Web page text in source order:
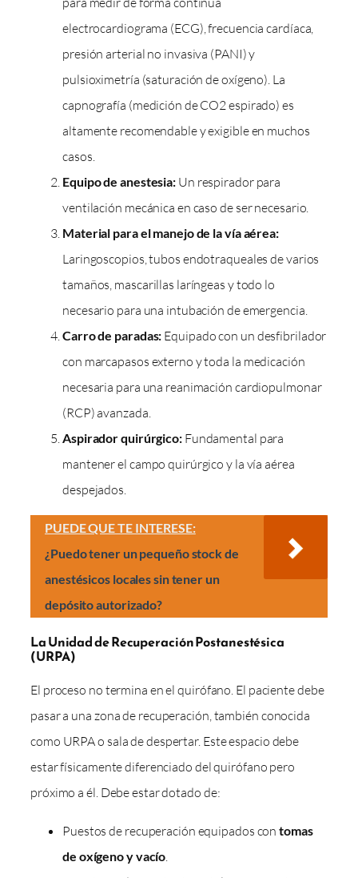
electrocardiograma (ECG), frecuencia cardíaca,
presión arterial no invasiva (PANI) y
pulsioximetría (saturación de oxígeno). La
capnografía (medición de CO2 espirado) es
altamente recomendable y exigible en muchos
casos.
Equipo de anestesia: Un respirador para
ventilación mecánica en caso de ser necesario.
Material para el manejo de la vía aérea:
Laringoscopios, tubos endotraqueales de varios
tamaños, mascarillas laríngeas y todo lo
necesario para una intubación de emergencia.
Carro de paradas: Equipado con un desfibrilador
con marcapasos externo y toda la medicación
necesaria para una reanimación cardiopulmonar
(RCP) avanzada.
Aspirador quirúrgico:Fundamental para
mantener el campo quirúrgico y la vía aérea
despejados.
PUEDE QUE TE INTERESE:
¿Puedo tener un pequeño stock de
anestésicos locales sin tener un
depósito autorizado?
La Unidad de Recuperación Postanestésica
(URPA)
El proceso no termina en el quirófano. El paciente debe
pasar a una zona de recuperación, también conocida
como URPA o sala de despertar. Este espacio debe
estar físicamente diferenciado del quirófano pero
próximo a él. Debe estar dotado de:
Puestos de recuperación equipados contomas
de oxígeno y vacío.